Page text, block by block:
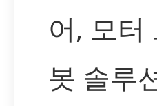
어, 모터
봇 솔루